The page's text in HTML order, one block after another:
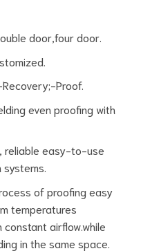
door,four door.
Proof.
even proofing with
reliable easy-to-use
of proofing easy
temperatures
airflow.while
in the same space.